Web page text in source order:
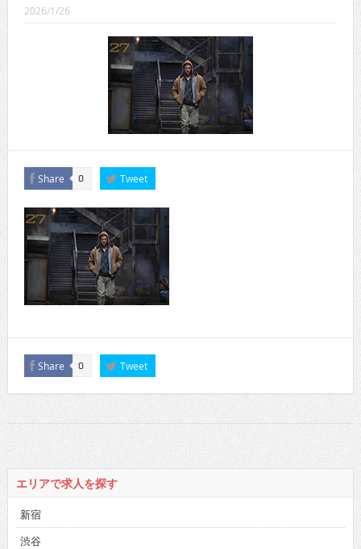
CINEMA×STYLE 289号
CINEMA×STYLE 288号
CINEMA×STYLE 287号
CINEMA×STYLE 286号
CINEMA×STYLE 285号
2026/1/26
Share 0 Tweet
Share 0 Tweet
エリアで求人を探す
新宿
渋谷